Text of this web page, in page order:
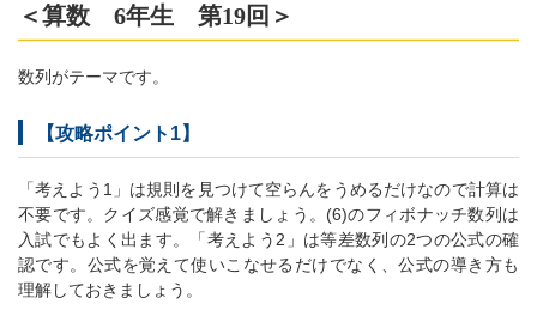
＜算数 6年生 第19回＞
数列がテーマです。
【攻略ポイント1】
「考えよう1」は規則を見つけて空らんをうめるだけなので計算は
不要です。クイズ感覚で解きましょう。(6)のフィボナッチ数列は
入試でもよく出ます。「考えよう2」は等差数列の2つの公式の確
認です。公式を覚えて使いこなせるだけでなく、公式の導き方も
理解しておきましょう。